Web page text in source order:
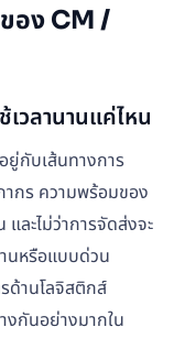
ของ CM /
วลานานแค่ไหน
ยู่กับเส้นทางการ
กร ความพร้อมของ
ละไม่ว่าการจัดส่งจะ
นหรือแบบด่วน
ด้านโลจิสติกส์
งกันอย่างมากใน